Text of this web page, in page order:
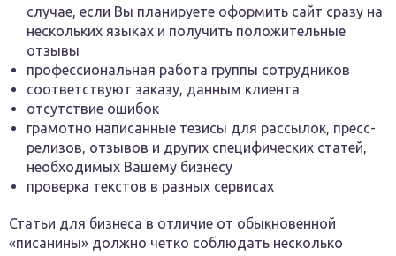
случае, если Вы планируете оформить сайт сразу на
нескольких языках и получить положительные
отзывы
профессиональная работа группы сотрудников
соответствуют заказу, данным клиента
отсутствие ошибок
грамотно написанные тезисы для рассылок, пресс-
релизов, отзывов и других специфических статей,
необходимых Вашему бизнесу
проверка текстов в разных сервисах
Статьи для бизнеса в отличие от обыкновенной
«писанины» должно четко соблюдать несколько